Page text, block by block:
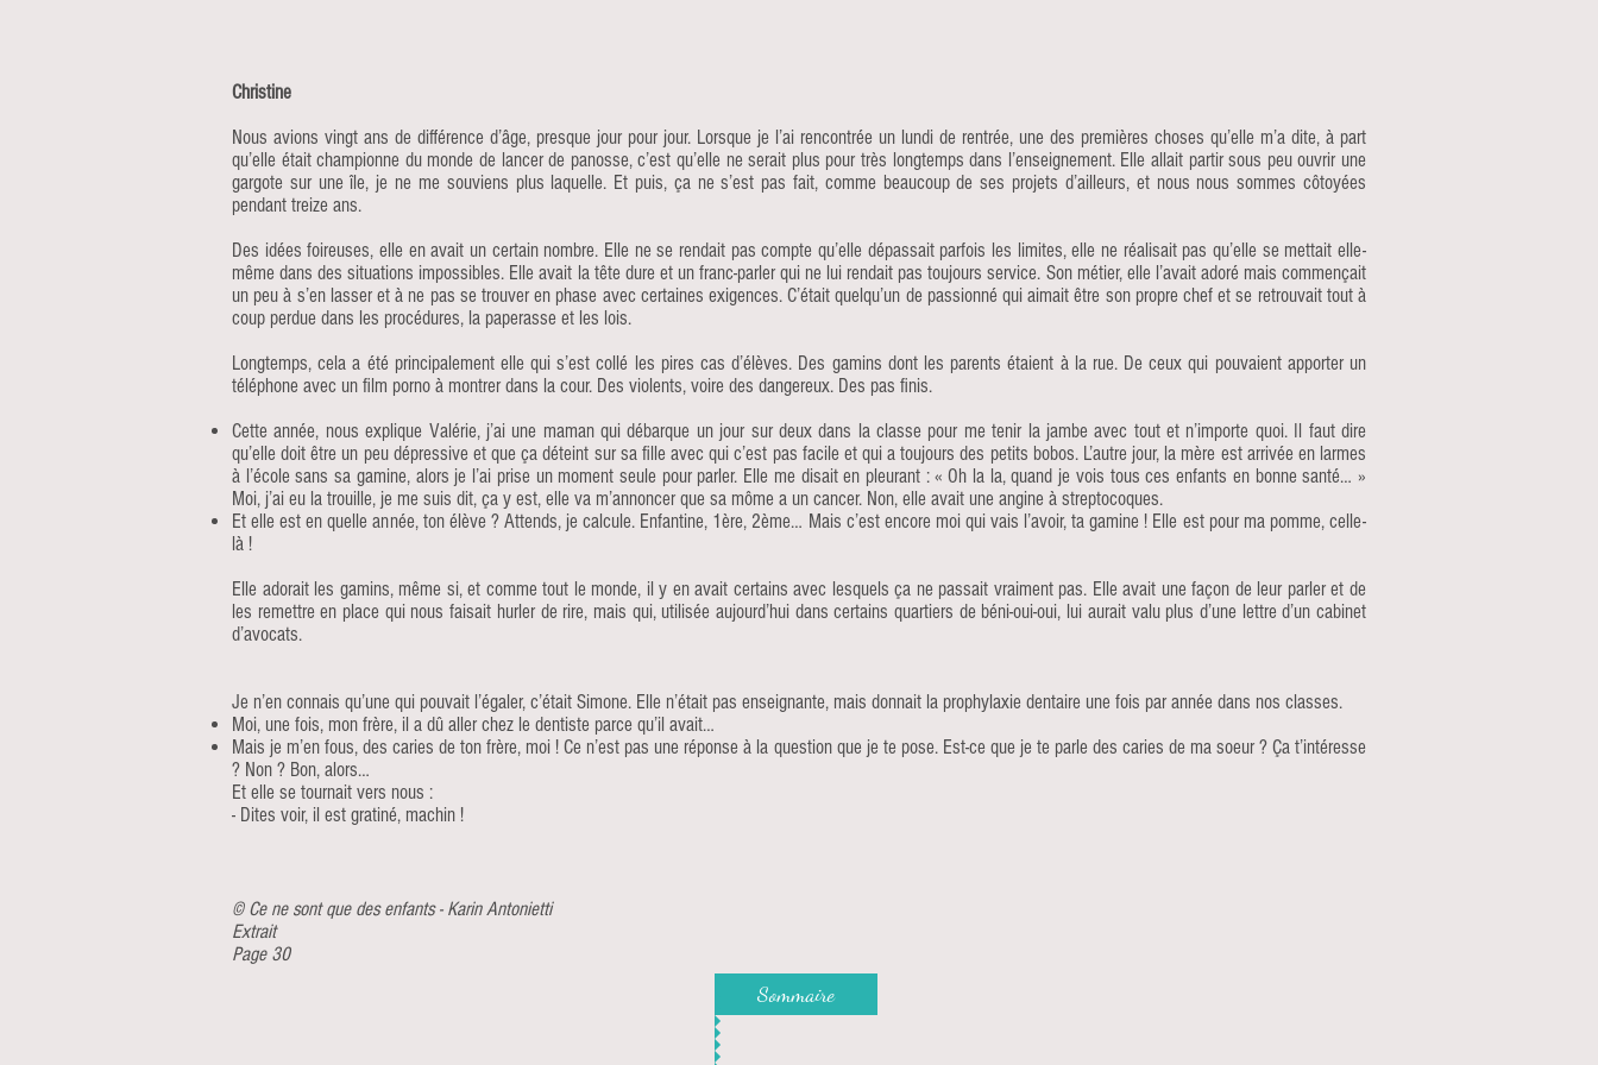
Christine
Nous avions vingt ans de différence d’âge, presque jour pour jour. Lorsque je l’ai rencontrée un lundi de rentrée, une des premières choses qu’elle m’a dite, à part
qu’elle était championne du monde de lancer de panosse, c’est qu’elle ne serait plus pour très longtemps dans l’enseignement. Elle allait partir sous peu ouvrir une
gargote sur une île, je ne me souviens plus laquelle. Et puis, ça ne s’est pas fait, comme beaucoup de ses projets d’ailleurs, et nous nous sommes côtoyées
pendant treize ans.
Des idées foireuses, elle en avait un certain nombre. Elle ne se rendait pas compte qu’elle dépassait parfois les limites, elle ne réalisait pas qu’elle se mettait elle-
même dans des situations impossibles. Elle avait la tête dure et un franc-parler qui ne lui rendait pas toujours service. Son métier, elle l’avait adoré mais commençait
un peu à s’en lasser et à ne pas se trouver en phase avec certaines exigences. C’était quelqu’un de passionné qui aimait être son propre chef et se retrouvait tout à
coup perdue dans les procédures, la paperasse et les lois.
Longtemps, cela a été principalement elle qui s’est collé les pires cas d’élèves. Des gamins dont les parents étaient à la rue. De ceux qui pouvaient apporter un
téléphone avec un film porno à montrer dans la cour. Des violents, voire des dangereux. Des pas finis.
Cette année, nous explique Valérie, j’ai une maman qui débarque un jour sur deux dans la classe pour me tenir la jambe avec tout et n’importe quoi. Il faut dire
qu’elle doit être un peu dépressive et que ça déteint sur sa fille avec qui c’est pas facile et qui a toujours des petits bobos. L’autre jour, la mère est arrivée en larmes
à l’école sans sa gamine, alors je l’ai prise un moment seule pour parler. Elle me disait en pleurant : « Oh la la, quand je vois tous ces enfants en bonne santé… »
Moi, j’ai eu la trouille, je me suis dit, ça y est, elle va m’annoncer que sa môme a un cancer. Non, elle avait une angine à streptocoques.
Et elle est en quelle année, ton élève ? Attends, je calcule. Enfantine, 1ère, 2ème… Mais c’est encore moi qui vais l’avoir, ta gamine ! Elle est pour ma pomme, celle-
là !
Elle adorait les gamins, même si, et comme tout le monde, il y en avait certains avec lesquels ça ne passait vraiment pas. Elle avait une façon de leur parler et de
les remettre en place qui nous faisait hurler de rire, mais qui, utilisée aujourd’hui dans certains quartiers de béni-oui-oui, lui aurait valu plus d’une lettre d’un cabinet
d’avocats.
Je n’en connais qu’une qui pouvait l’égaler, c’était Simone. Elle n’était pas enseignante, mais donnait la prophylaxie dentaire une fois par année dans nos classes.
Moi, une fois, mon frère, il a dû aller chez le dentiste parce qu’il avait…
Mais je m’en fous, des caries de ton frère, moi ! Ce n’est pas une réponse à la question que je te pose. Est-ce que je te parle des caries de ma soeur ? Ça t’intéresse
? Non ? Bon, alors…
Et elle se tournait vers nous :
- Dites voir, il est gratiné, machin !
© Ce ne sont que des enfants - Karin Antonietti
Extrait
Page 30
Sommaire